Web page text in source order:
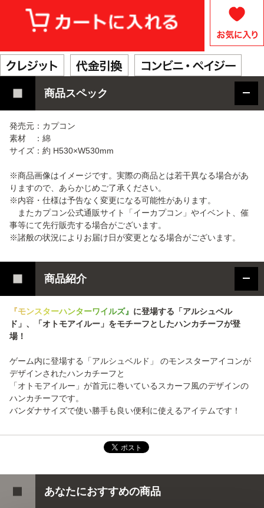
商品スペック
発売元：カプコン
素材 ：綿
サイズ：約 H530×W530mm
※商品画像はイメージです。実際の商品とは若干異なる場合があ
りますので、あらかじめご了承ください。
※内容・仕様は予告なく変更になる可能性があります。
またカプコン公式通販サイト「イーカプコン」やイベント、催
事等にて先行販売する場合がございます。
※諸般の状況によりお届け日が変更となる場合がございます。
商品紹介
『モンスターハンターワイルズ』 に登場する「アルシュベル
ド」、「オトモアイルー」をモチーフとしたハンカチーフが登
場！
ゲーム内に登場する「アルシュベルド」 のモンスターアイコンが
デザインされたハンカチーフと
「オトモアイルー」が首元に巻いているスカーフ風のデザインの
ハンカチーフです。
バンダナサイズで使い勝手も良い便利に使えるアイテムです！
あなたにおすすめの商品